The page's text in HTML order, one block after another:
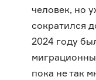
человек, но
сократился
2024 году
пока не так